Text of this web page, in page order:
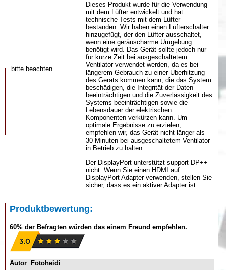
bitte beachten
Dieses Produkt wurde für die Verwendung
mit dem Lüfter entwickelt und hat
technische Tests mit dem Lüfter
bestanden. Wir haben einen Lüfterschalter
hinzugefügt, der den Lüfter ausschaltet,
wenn eine geräuscharme Umgebung
benötigt wird. Das Gerät sollte jedoch nur
für kurze Zeit bei ausgeschaltetem
Ventilator verwendet werden, da es bei
längerem Gebrauch zu einer Überhitzung
des Geräts kommen kann, die das System
beschädigen, die Integrität der Daten
beeinträchtigen und die Zuverlässigkeit des
Systems beeinträchtigen sowie die
Lebensdauer der elektrischen
Komponenten verkürzen kann. Um
optimale Ergebnisse zu erzielen,
empfehlen wir, das Gerät nicht länger als
30 Minuten bei ausgeschaltetem Ventilator
in Betrieb zu halten.
Der DisplayPort unterstützt support DP++
nicht. Wenn Sie einen HDMI auf
DisplayPort Adapter verwenden, stellen Sie
sicher, dass es ein aktiver Adapter ist.
Produktbewertung:
60% der Befragten würden das einem Freund empfehlen.
Autor: Fotoheidi